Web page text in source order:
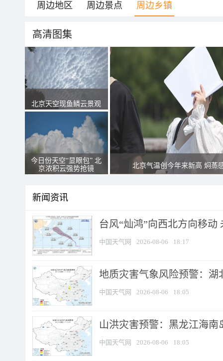
周边地区 周边景点 周边乡镇
高清图集
北京天空现鱼鳞云景观
今日份天空“显眼包” 北
京浓积云强势抢镜
北京气温创今年来新高 焖蒸
新闻资讯
台风“灿鸿”向西北方向移动
中国天气网 2026-08-06 18:17
地质灾害气象风险预警：湖
中国天气网 2026-08-06 18:05
山洪灾害预警：黑龙江海
中国天气网 2026-08-06 18:05